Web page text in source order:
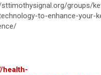
groups/
to-enhance-your-
health-